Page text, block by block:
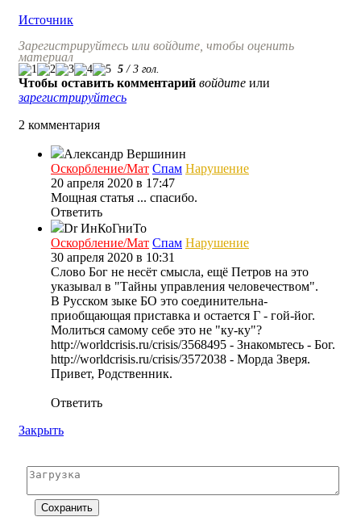
Источник
Зарегистрируйтесь или войдите, чтобы оценить
материал
5 / 3 гол.
Чтобы оставить комментарий войдите или
зарегистрируйтесь
2 комментария
Александр Вершинин
Оскорбление/Мат Спам Нарушение
20 апреля 2020 в 17:47
Мощная статья ... спасибо.
Ответить
Dr ИнКоГниТо
Оскорбление/Мат Спам Нарушение
30 апреля 2020 в 10:31
Слово Бог не несёт смысла, ещё Петров на это
указывал в "Тайны управления человечеством".
В Русском зыке БО это соединительна-
приобщающая приставка и остается Г - гой-йог.
Молиться самому себе это не "ку-ку"?
http://worldcrisis.ru/crisis/3568495 - Знакомьтесь - Бог.
http://worldcrisis.ru/crisis/3572038 - Морда Зверя.
Привет, Родственник.
Ответить
Закрыть